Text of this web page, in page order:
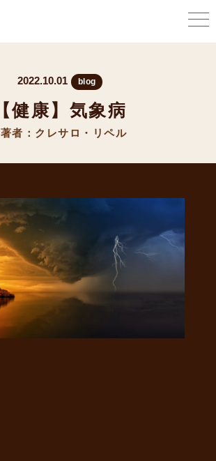
2022.10.01 blog
【健康】気象病
著者：クレサロ・リペル